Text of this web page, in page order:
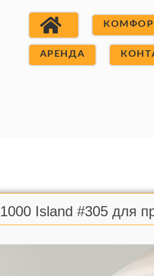
АРЕНДА
1000 Island #305 для